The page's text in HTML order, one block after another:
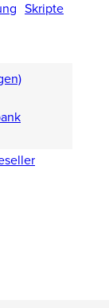
Skripte